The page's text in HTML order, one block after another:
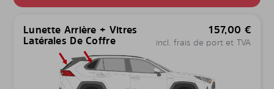
Lunette Arrière + Vitres
Latérales De Coffre
157,00 €
incl. frais de port et TVA